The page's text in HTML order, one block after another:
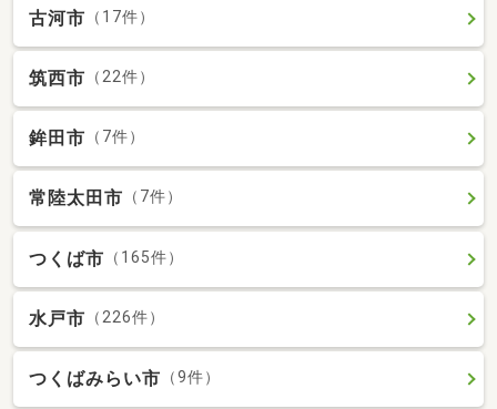
古河市 （17件）
筑西市 （22件）
鉾田市 （7件）
常陸太田市 （7件）
つくば市 （165件）
水戸市 （226件）
つくばみらい市 （9件）